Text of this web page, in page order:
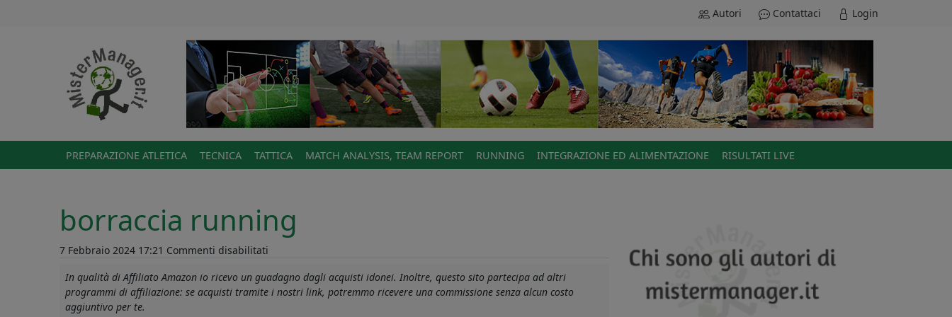
Autori Contattaci Login
PREPARAZIONE ATLETICA TECNICA TATTICA MATCH ANALYSIS, TEAM REPORT RUNNING INTEGRAZIONE ED ALIMENTAZIONE RISULTATI LIVE
borraccia running
7 Febbraio 2024 17:21 Commenti disabilitati
running
In qualità di Affiliato Amazon io ricevo un guadagno dagli acquisti idonei. Inoltre, questo sito partecipa ad altri
programmi di affiliazione: se acquisti tramite i nostri link, potremmo ricevere una commissione senza alcun costo
aggiuntivo per te.